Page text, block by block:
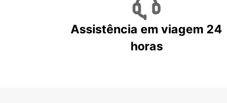
Assistência em viagem 24
horas